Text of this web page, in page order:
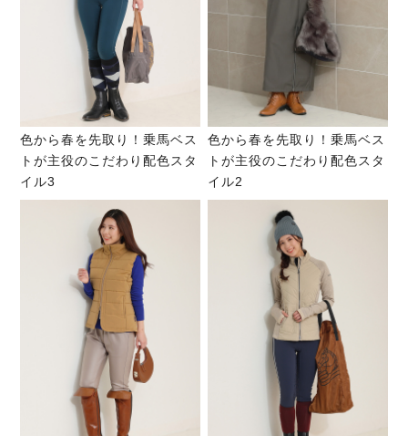
色から春を先取り！乗馬ベス
トが主役のこだわり配色スタ
イル3
色から春を先取り！乗馬ベス
トが主役のこだわり配色スタ
イル2